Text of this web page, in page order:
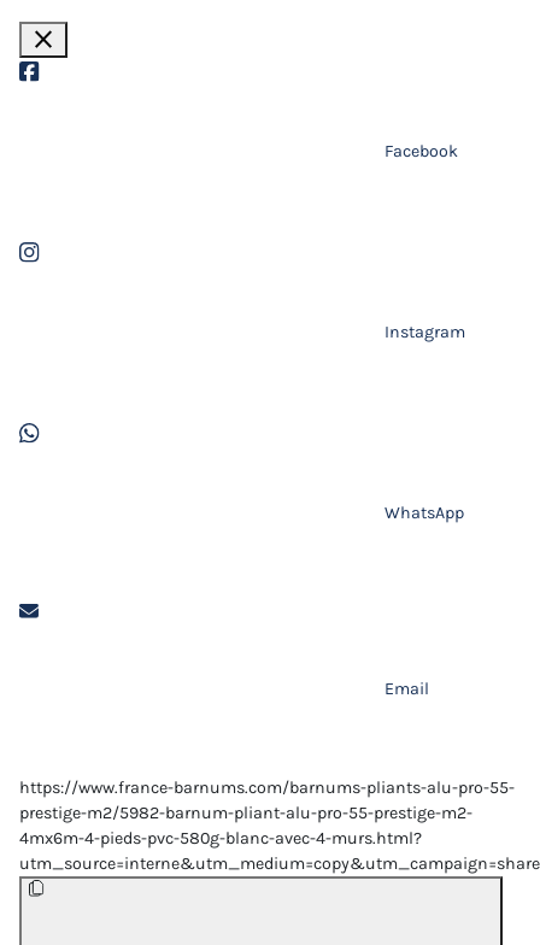
close
Facebook
Instagram
WhatsApp
Email
https://www.france-barnums.com/barnums-pliants-alu-pro-55-
prestige-m2/5982-barnum-pliant-alu-pro-55-prestige-m2-
4mx6m-4-pieds-pvc-580g-blanc-avec-4-murs.html?